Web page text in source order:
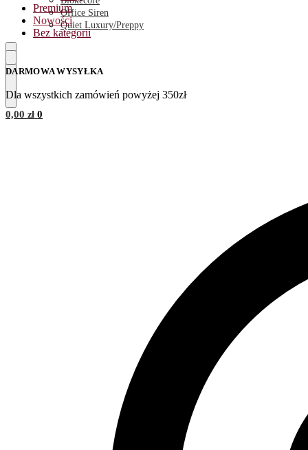
Office Siren
Quiet Luxury/Preppy
0,00 zł 0
Premium
Nowości
Bez kategorii
DARMOWA WYSYŁKA
Dla wszystkich zamówień powyżej 350zł